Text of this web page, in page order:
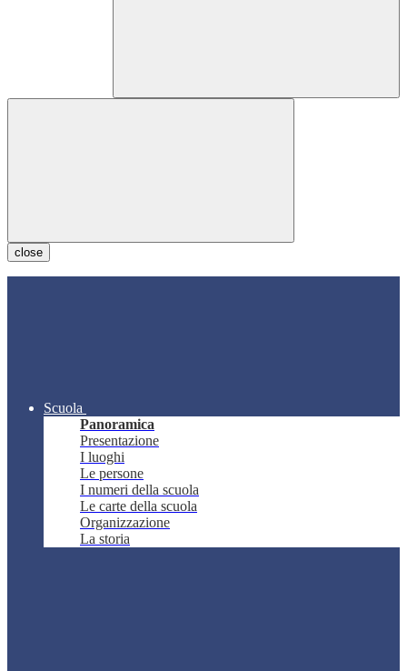
close
Scuola
Panoramica
Presentazione
I luoghi
Le persone
I numeri della scuola
Le carte della scuola
Organizzazione
La storia